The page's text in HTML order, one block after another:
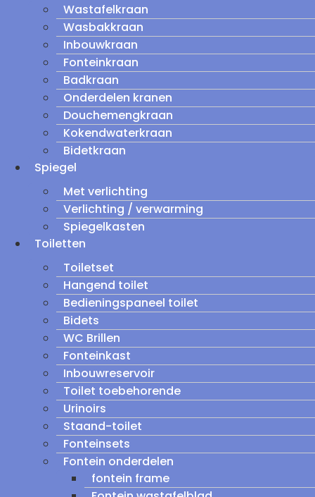
Wastafelkraan
Wasbakkraan
Inbouwkraan
Fonteinkraan
Badkraan
Onderdelen kranen
Douchemengkraan
Kokendwaterkraan
Bidetkraan
Spiegel
Met verlichting
Verlichting / verwarming
Spiegelkasten
Toiletten
Toiletset
Hangend toilet
Bedieningspaneel toilet
Bidets
WC Brillen
Fonteinkast
Inbouwreservoir
Toilet toebehorende
Urinoirs
Staand-toilet
Fonteinsets
Fontein onderdelen
fontein frame